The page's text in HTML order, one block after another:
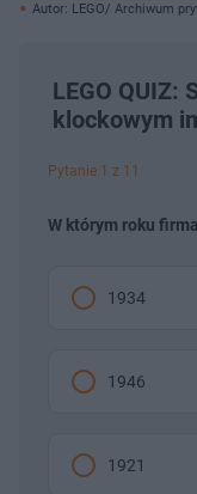
Autor: LEGO/ Archiwum
LEGO QUIZ:
klockowym
Pytanie 1 z 11
W którym roku
1934
1946
1921